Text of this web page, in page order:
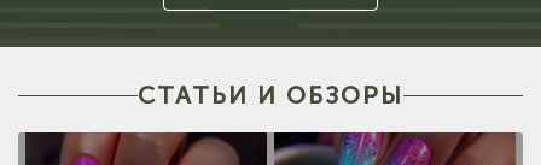
СТАТЬИ И ОБЗОРЫ